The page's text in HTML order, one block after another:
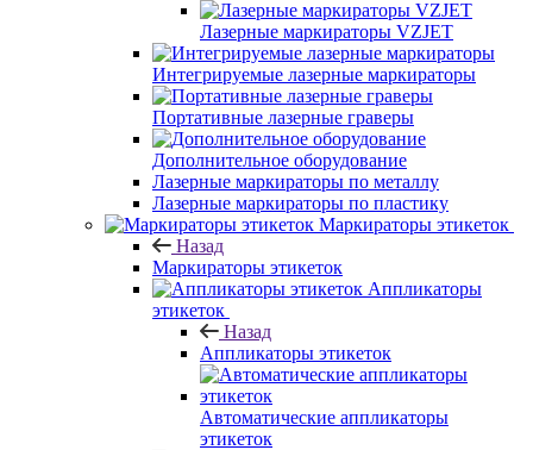
Лазерные маркираторы VZJET
Интегрируемые лазерные маркираторы
Портативные лазерные граверы
Дополнительное оборудование
Лазерные маркираторы по металлу
Лазерные маркираторы по пластику
Маркираторы этикеток
Назад
Маркираторы этикеток
Аппликаторы
этикеток
Назад
Аппликаторы этикеток
Автоматические аппликаторы
этикеток